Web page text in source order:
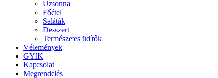
Uzsonna
Főétel
Saláták
Desszert
Természetes üdítők
Vélemények
GYIK
Kapcsolat
Megrendelés